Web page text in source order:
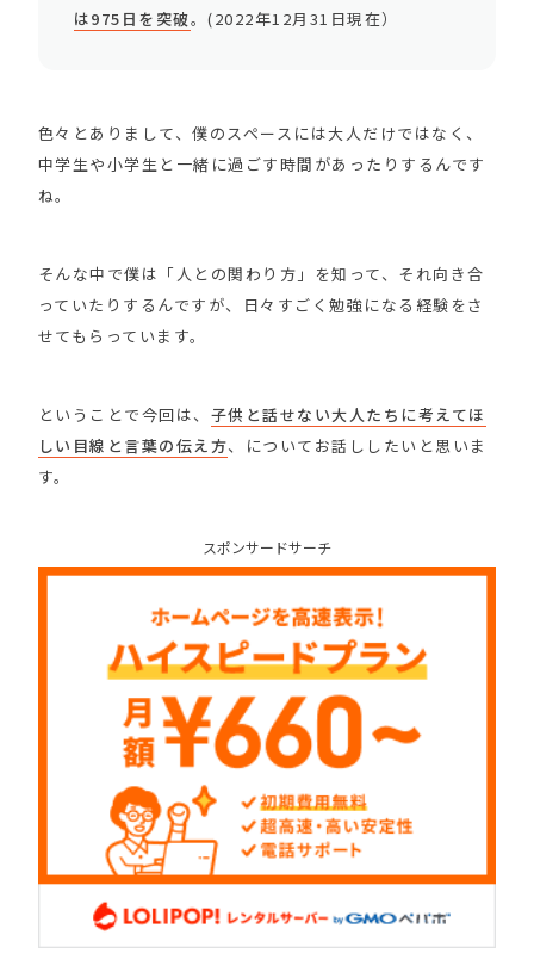
は975日を突破。(2022年12月31日現在）
色々とありまして、僕のスペースには大人だけではなく、
中学生や小学生と一緒に過ごす時間があったりするんです
ね。
そんな中で僕は「人との関わり方」を知って、それ向き合
っていたりするんですが、日々すごく勉強になる経験をさ
せてもらっています。
ということで今回は、 子供と話せない大人たちに考えてほ
しい目線と言葉の伝え方、についてお話ししたいと思いま
す。
スポンサードサーチ